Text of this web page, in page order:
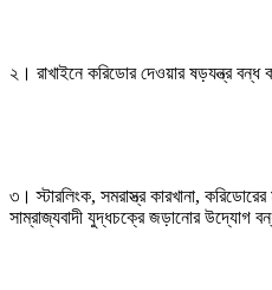
২। রাখাইনে করিডোর দেওয়ার ষড়যন্ত্র বন্ধ
৩। স্টারলিংক, সমরাস্ত্র কারখানা, করিডোরের
সাম্রাজ্যবাদী যুদ্ধচক্রে জড়ানোর উদ্যোগ